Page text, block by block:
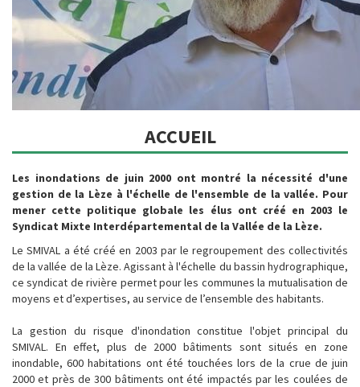
ACCUEIL
Les inondations de juin 2000 ont montré la nécessité d'une
gestion de la Lèze à l'échelle de l'ensemble de la vallée. Pour
mener cette politique globale les élus ont créé en 2003 le
Syndicat Mixte Interdépartemental de la Vallée de la Lèze.
Le SMIVAL a été créé en 2003 par le regroupement des collectivités
de la vallée de la Lèze. Agissant à l'échelle du bassin hydrographique,
ce syndicat de rivière permet pour les communes la mutualisation de
moyens et d’expertises, au service de l’ensemble des habitants.
La gestion du risque d'inondation constitue l'objet principal du
SMIVAL. En effet, plus de 2000 bâtiments sont situés en zone
inondable, 600 habitations ont été touchées lors de la crue de juin
2000 et près de 300 bâtiments ont été impactés par les coulées de